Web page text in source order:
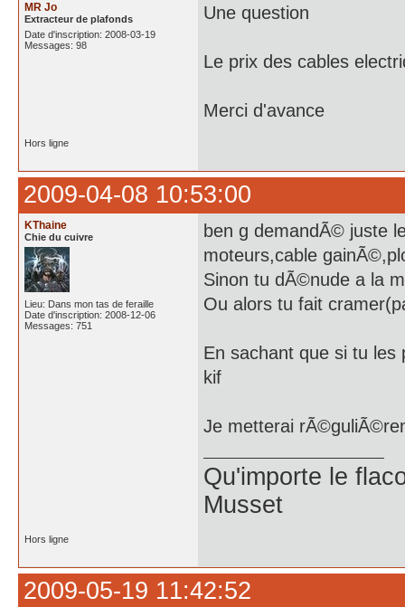
MR Jo
Extracteur de plafonds
Date d'inscription: 2008-03-19
Messages: 98
Une question
Le prix des cables
Merci d'avance
Hors ligne
2009-04-08 10:53:00
KThaine
Chie du cuivre
Lieu: Dans mon tas de feraille
Date d'inscription: 2008-12-06
Messages: 751
ben g demandÃ© juste
moteurs,cable
Sinon tu dÃ©nude a la
Ou alors tu fait
En sachant que si tu les
kif
Je metterai
Qu'importe le
Musset
Hors ligne
2009-05-19 11:42:52